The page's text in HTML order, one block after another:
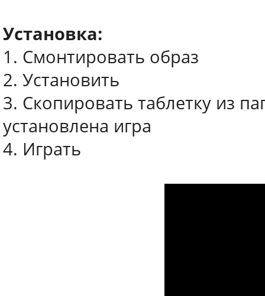
Установка:
1. Смонтировать образ
2. Установить
3. Скопировать таблетку из
установлена игра
4. Играть